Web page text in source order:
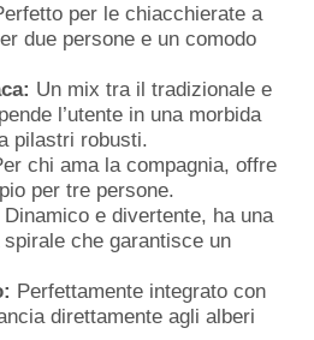
per le chiacchierate a
due persone e un comodo
Un mix tra il tradizionale e
l’utente in una morbida
pilastri robusti.
chi ama la compagnia, offre
per tre persone.
Dinamico e divertente, ha una
che garantisce un
Perfettamente integrato con
direttamente agli alberi